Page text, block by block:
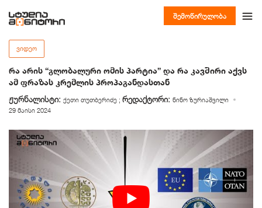
შემოწირულობა
ᲕᲘᲓᲔᲝ
რა არის “გლობალური ომის პარტია” და რა კავშირი აქვს
ამ ფრაზას კრემლის პროპაგანდასთან
ჟურნალისტი: ქეთი თუთბერიძე ; რედაქტორი: ნინო ზურიაშვილი
29 მაისი 2024